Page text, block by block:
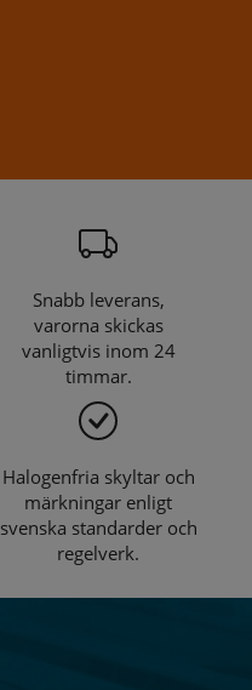
Snabb leverans,
varorna skickas
vanligtvis inom 24
timmar.
Halogenfria skyltar och
märkningar enligt
svenska standarder och
regelverk.